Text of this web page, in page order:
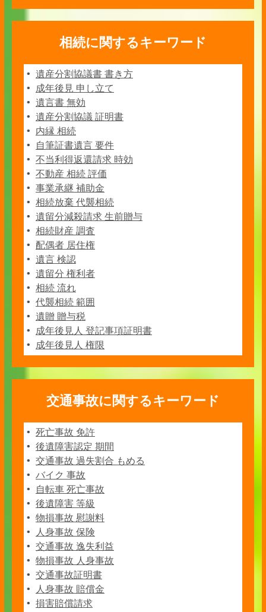
相続に関するキーワード
遺産分割協議書 書き方
成年後見 申し立て
遺言書 無効
遺産分割協議 証明書
内縁 相続
自筆証書遺言 要件
不当利得返還請求 時効
不動産 相続 評価
事業承継 補助金
相続放棄 代襲相続
遺留分減殺請求 生前贈与
相続財産 調査
配偶者 居住権
遺言 検認
遺留分 権利者
相続 流れ
代襲相続 範囲
遺贈 贈与税
成年後見人 登記事項証明書
成年後見人 権限
交通事故に関するキーワード
死亡事故 免許
後遺障害認定 期間
交通事故 過失割合 もめる
バイク 事故
自転車 死亡事故
後遺障害 等級
物損事故 慰謝料
人身事故 保険
交通事故 逸失利益
物損事故 人身事故
交通事故証明書
人身事故 賠償金
損害賠償請求